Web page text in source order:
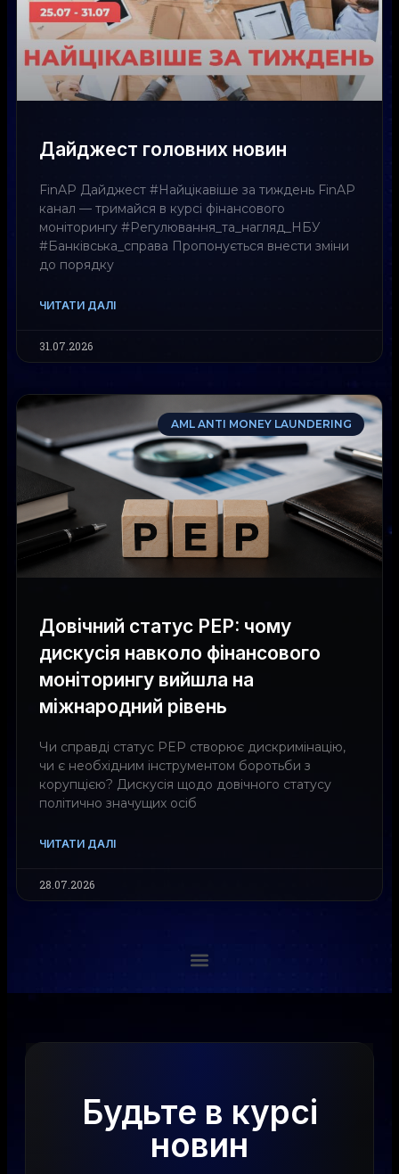
Дайджест головних новин
FinAP Дайджест #Найцікавіше за тиждень FinAP
канал — тримайся в курсі фінансового
моніторингу #Регулювання_та_нагляд_НБУ
#Банківська_справа Пропонується внести зміни
до порядку
ЧИТАТИ ДАЛІ
31.07.2026
AML ANTI MONEY LAUNDERING
Довічний статус PEP: чому
дискусія навколо фінансового
моніторингу вийшла на
міжнародний рівень
Чи справді статус PEP створює дискримінацію,
чи є необхідним інструментом боротьби з
корупцією? Дискусія щодо довічного статусу
політично значущих осіб
ЧИТАТИ ДАЛІ
28.07.2026
Будьте в курсі
новин